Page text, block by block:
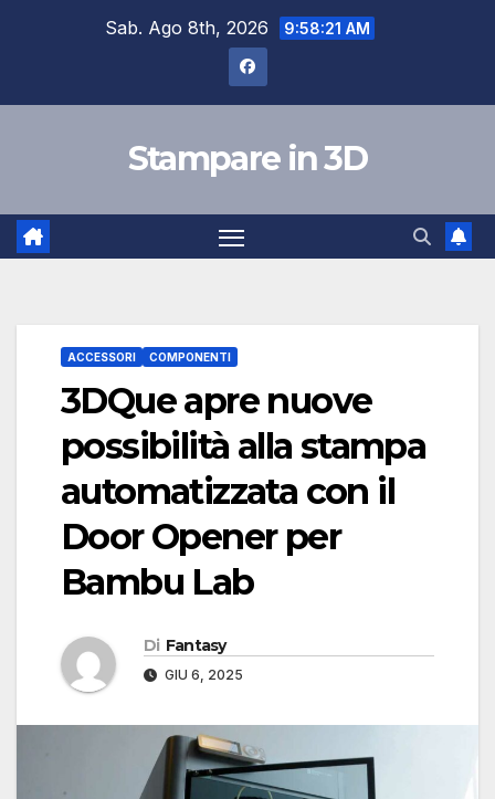
Sab. Ago 8th, 2026 9:58:22 AM
Stampare in 3D
ACCESSORI COMPONENTI
3DQue apre nuove
possibilità alla stampa
automatizzata con il
Door Opener per
Bambu Lab
Di Fantasy
GIU 6, 2025